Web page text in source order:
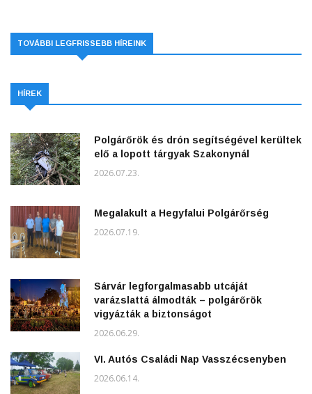
TOVÁBBI LEGFRISSEBB HÍREINK
HÍREK
Polgárőrök és drón segítségével kerültek
elő a lopott tárgyak Szakonynál
2026.07.23.
Megalakult a Hegyfalui Polgárőrség
2026.07.19.
Sárvár legforgalmasabb utcáját
varázslattá álmodták – polgárőrök
vigyázták a biztonságot
2026.06.29.
VI. Autós Családi Nap Vasszécsenyben
2026.06.14.